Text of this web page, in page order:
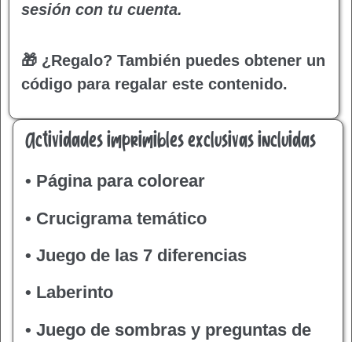
sesión con tu cuenta.
🎁 ¿Regalo? También puedes obtener un
código para regalar este contenido.
Actividades imprimibles exclusivas incluidas
• Página para colorear
• Crucigrama temático
• Juego de las 7 diferencias
• Laberinto
• Juego de sombras y preguntas de